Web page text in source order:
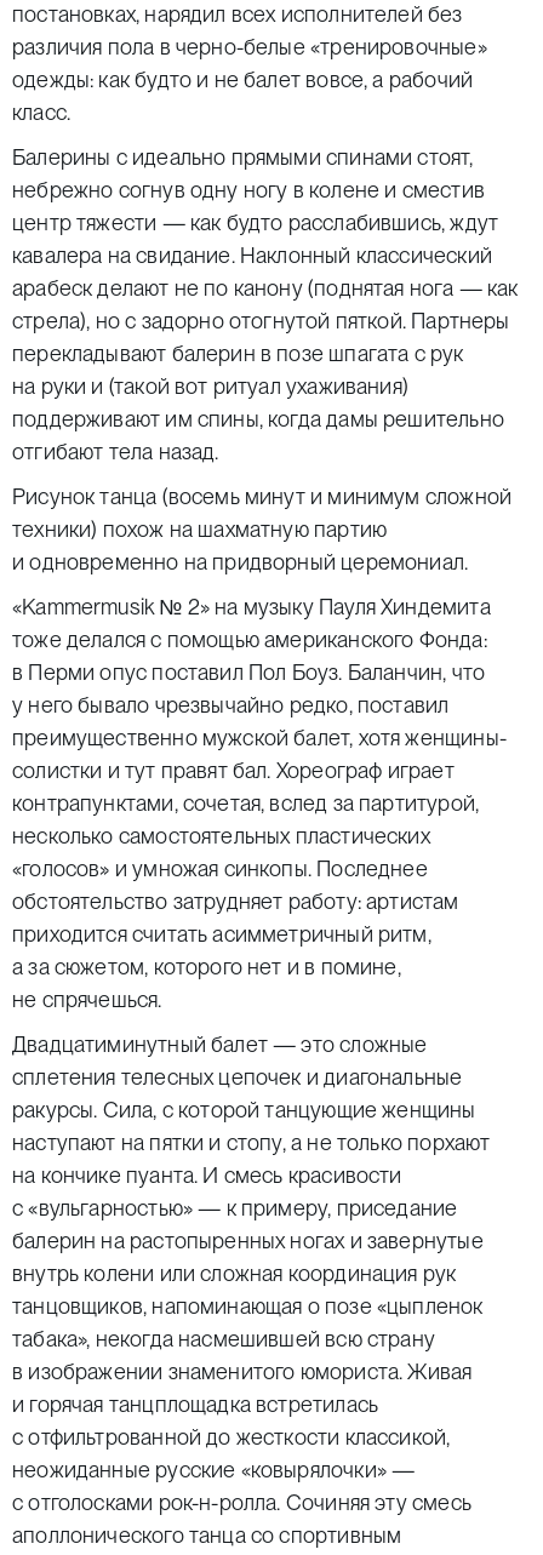
постановках, нарядил всех исполнителей без
различия пола в черно-белые «тренировочные»
одежды: как будто и не балет вовсе, а рабочий
класс.
Балерины с идеально прямыми спинами стоят,
небрежно согнув одну ногу в колене и сместив
центр тяжести — как будто расслабившись, ждут
кавалера на свидание. Наклонный классический
арабеск делают не по канону (поднятая нога — как
стрела), но с задорно отогнутой пяткой. Партнеры
перекладывают балерин в позе шпагата с рук
на руки и (такой вот ритуал ухаживания)
поддерживают им спины, когда дамы решительно
отгибают тела назад.
Рисунок танца (восемь минут и минимум сложной
техники) похож на шахматную партию
и одновременно на придворный церемониал.
«Kammermusik № 2» на музыку Пауля Хиндемита
тоже делался с помощью американского Фонда:
в Перми опус поставил Пол Боуз. Баланчин, что
у него бывало чрезвычайно редко, поставил
преимущественно мужской балет, хотя женщины-
солистки и тут правят бал. Хореограф играет
контрапунктами, сочетая, вслед за партитурой,
несколько самостоятельных пластических
«голосов» и умножая синкопы. Последнее
обстоятельство затрудняет работу: артистам
приходится считать асимметричный ритм,
а за сюжетом, которого нет и в помине,
не спрячешься.
Двадцатиминутный балет — это сложные
сплетения телесных цепочек и диагональные
ракурсы. Сила, с которой танцующие женщины
наступают на пятки и стопу, а не только порхают
на кончике пуанта. И смесь красивости
с «вульгарностью» — к примеру, приседание
балерин на растопыренных ногах и завернутые
внутрь колени или сложная координация рук
танцовщиков, напоминающая о позе «цыпленок
табака», некогда насмешившей всю страну
в изображении знаменитого юмориста. Живая
и горячая танцплощадка встретилась
с отфильтрованной до жесткости классикой,
неожиданные русские «ковырялочки» —
с отголосками рок-н-ролла. Сочиняя эту смесь
аполлонического танца со спортивным